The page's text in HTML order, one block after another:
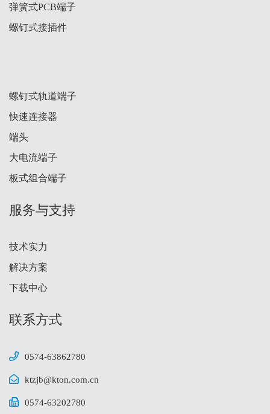
弹簧式PCB端子
螺钉式接插件
螺钉式轨道端子
快速连接器
端头
大电流端子
板式组合端子
服务与支持
技术实力
解决方案
下载中心
联系方式
0574-63862780
ktzjb@kton.com.cn
0574-63202780